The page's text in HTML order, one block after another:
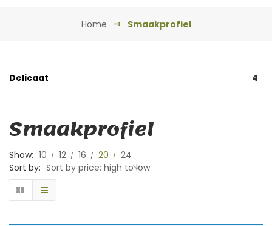
Home Smaakprofiel
Delicaat 4
Smaakprofiel
Show: 10 12 16 20
24
Sort by: Sort by price: high to low